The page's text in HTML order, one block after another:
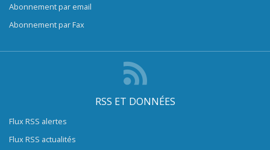
Abonnement par email
Abonnement par Fax
RSS ET DONNÉES
Flux RSS alertes
Flux RSS actualités